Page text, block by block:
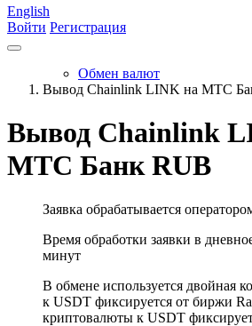
English
Войти Регистрация
Обмен валют
Вывод Chainlink LINK на МТС
Вывод Chainlink
МТС Банк RUB
Заявка обрабатывается
Время обработки заявки в
минут
В обмене используется двойная
к USDT фиксируется от биржи
криптовалюты к USDT